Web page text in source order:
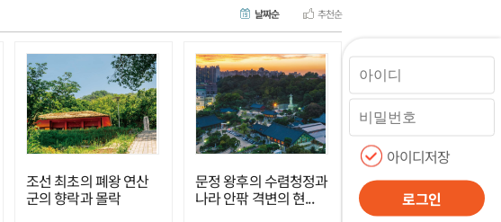
날짜순 추천순
조선 최초의 폐왕 연산
군의 향락과 몰락
문정 왕후의 수렴청정과
나라 안팎 격변의 현...
아이디저장
로그인